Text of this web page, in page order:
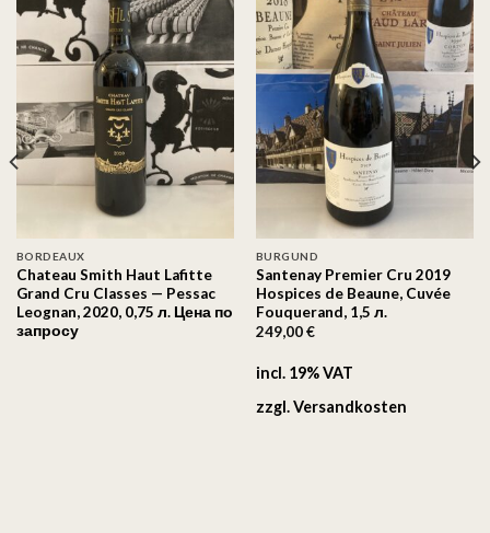
Auf
die
Wunschliste
BORDEAUX
Chateau Smith Haut Lafitte
Grand Cru Classes — Pessac
Leognan, 2020, 0,75 л. Цена по
запросу
Auf
die
Wunschliste
BURGUND
Santenay Premier Cru 2019
Hospices de Beaune, Cuvée
Fouquerand, 1,5 л.
249,00€
incl. 19% VAT
zzgl.Versandkosten